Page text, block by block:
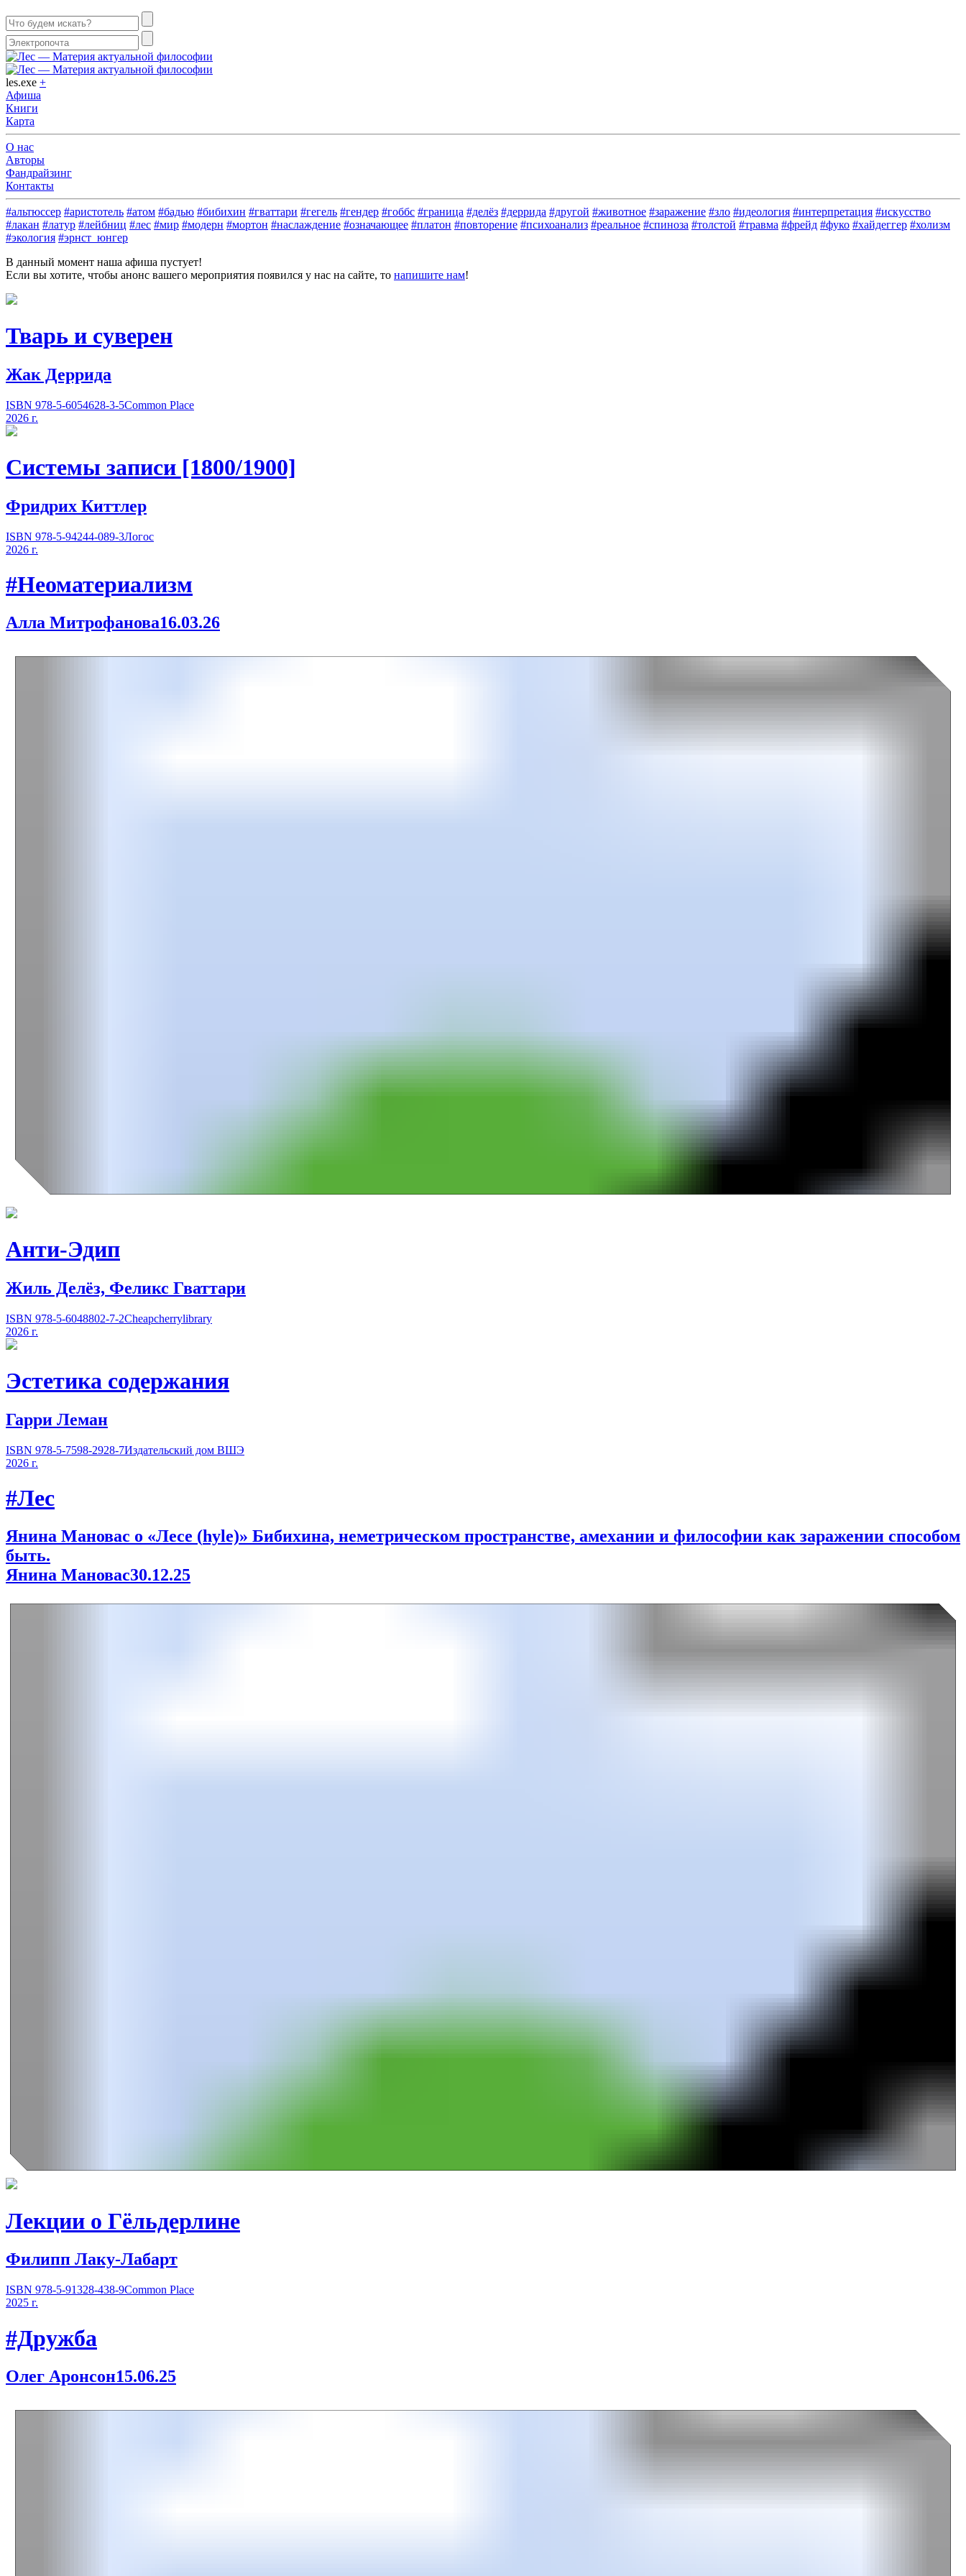
les.exe +
Афиша
Книги
Карта
О нас
Авторы
Фандрайзинг
Контакты
#альтюссер #аристотель #атом #бадью #бибихин #гваттари #гегель #гендер #гоббс #граница #делёз #деррида #другой #животное #заражение #зло #идеология #интерпретация #искусство
#лакан #латур #лейбниц #лес #мир #модерн #мортон #наслаждение #означающее #платон #повторение #психоанализ #реальное #спиноза #толстой #травма #фрейд #фуко #хайдеггер #холизм
#экология #эрнст_юнгер
В данный момент наша афиша пустует!
Если вы хотите, чтобы анонс вашего мероприятия появился у нас на сайте, то напишите нам!
Тварь и суверен
Жак Деррида
ISBN 978-5-6054628-3-5Common Place
2026 г.
Системы записи [1800/1900]
Фридрих Киттлер
ISBN 978-5-94244-089-3Логос
2026 г.
#Неоматериализм
Алла Митрофанова16.03.26
Анти-Эдип
Жиль Делёз, Феликс Гваттари
ISBN 978-5-6048802-7-2Cheapcherrylibrary
2026 г.
Эстетика содержания
Гарри Леман
ISBN 978-5-7598-2928-7Издательский дом ВШЭ
2026 г.
#Лес
Янина Мановас о «Лесе (hyle)» Бибихина, неметрическом пространстве, амехании и философии как заражении способом
быть.
Янина Мановас30.12.25
Лекции о Гёльдерлине
Филипп Лаку-Лабарт
ISBN 978-5-91328-438-9Common Place
2025 г.
#Дружба
Олег Аронсон15.06.25